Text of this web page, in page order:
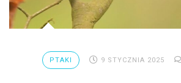
PTAKI 9 STYCZNIA 2025